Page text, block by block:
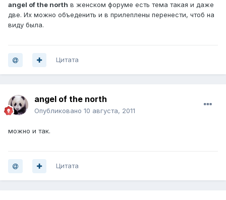
angel of the north в женском форуме есть тема такая и даже
две. Их можно объеденить и в прилеплены перенести, чтоб на
виду была.
Цитата
angel of the north
Опубликовано 10 августа, 2011
можно и так.
Цитата